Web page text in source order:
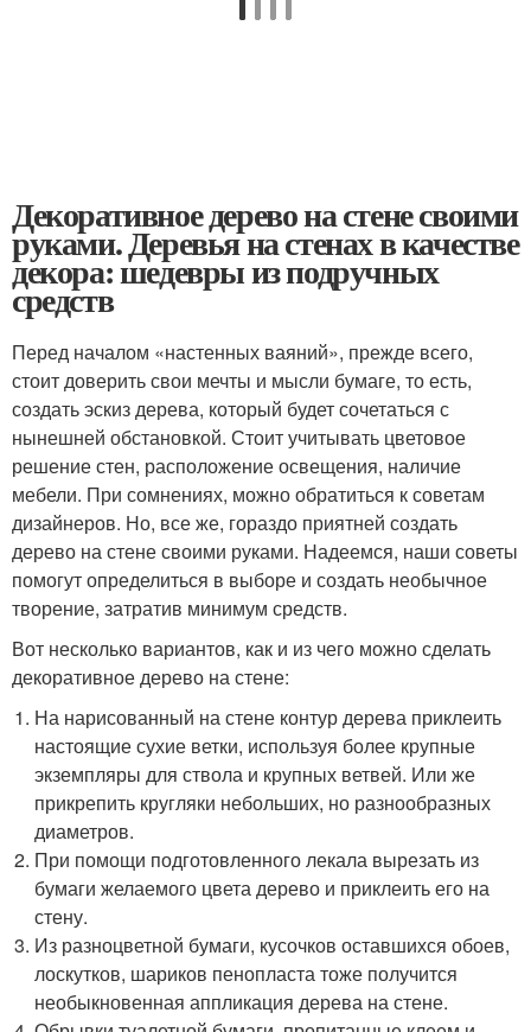
Декоративное дерево на стене своими
руками. Деревья на стенах в качестве
декора: шедевры из подручных
средств
Перед началом «настенных ваяний», прежде всего,
стоит доверить свои мечты и мысли бумаге, то есть,
создать эскиз дерева, который будет сочетаться с
нынешней обстановкой. Стоит учитывать цветовое
решение стен, расположение освещения, наличие
мебели. При сомнениях, можно обратиться к советам
дизайнеров. Но, все же, гораздо приятней создать
дерево на стене своими руками. Надеемся, наши советы
помогут определиться в выборе и создать необычное
творение, затратив минимум средств.
Вот несколько вариантов, как и из чего можно сделать
декоративное дерево на стене:
На нарисованный на стене контур дерева приклеить
настоящие сухие ветки, используя более крупные
экземпляры для ствола и крупных ветвей. Или же
прикрепить кругляки небольших, но разнообразных
диаметров.
При помощи подготовленного лекала вырезать из
бумаги желаемого цвета дерево и приклеить его на
стену.
Из разноцветной бумаги, кусочков оставшихся обоев,
лоскутков, шариков пенопласта тоже получится
необыкновенная аппликация дерева на стене.